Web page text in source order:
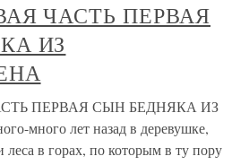
ЧАСТЬ ПЕРВАЯ
ИЗ
ПЕРВАЯ СЫН БЕДНЯКА ИЗ
много лет назад в деревушке,
в горах, по которым в ту пору